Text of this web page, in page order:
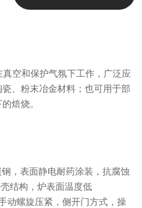
空和保护气氛下工作，广泛应
、粉末冶金材料；也可用于部
焙烧。
，表面静电耐药涂装，抗腐蚀
结构，炉表面温度低
动螺旋压紧，侧开门方式，操